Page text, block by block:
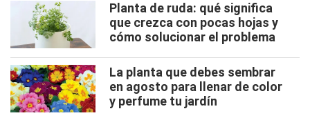
Planta de ruda: qué significa
que crezca con pocas hojas y
cómo solucionar el problema
La planta que debes sembrar
en agosto para llenar de color
y perfume tu jardín